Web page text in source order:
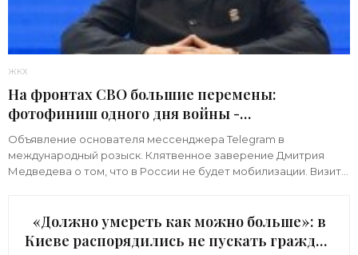
ЖКХ
На фронтах СВО большие перемены:
фотофиниш одного дня войны -
«Недвижимость»
Объявление основателя мессенджера Telegram в
международный розыск. Клятвенное заверение Дмитрия
Медведева о том, что в России не будет мобилизации. Визит
«Должно умереть как можно больше»: в
Киеве распорядились не пускать граждан